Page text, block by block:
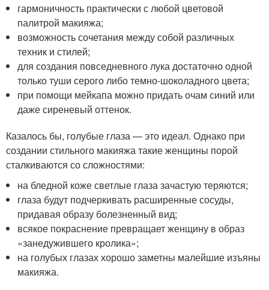
гармоничность практически с любой цветовой
палитрой макияжа;
возможность сочетания между собой различных
техник и стилей;
для создания повседневного лука достаточно одной
только туши серого либо темно-шоколадного цвета;
при помощи мейкапа можно придать очам синий или
даже сиреневый оттенок.
Казалось бы, голубые глаза — это идеал. Однако при
создании стильного макияжа такие женщины порой
сталкиваются со сложностями:
на бледной коже светлые глаза зачастую теряются;
глаза будут подчеркивать расширенные сосуды,
придавая образу болезненный вид;
всякое покраснение превращает женщину в образ
«занедужившего кролика»;
на голубых глазах хорошо заметны малейшие изъяны
макияжа.